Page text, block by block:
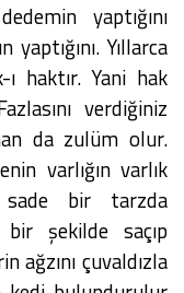
yaptığını
yaptığını. Yıllarca
haktır. Yani hak
verdiğiniz
da zulüm olur.
varlığın varlık
sade bir tarzda
şekilde saçıp
ağzını çuvaldızla